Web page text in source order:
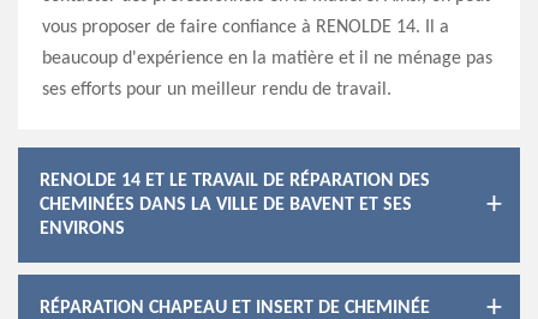
vous proposer de faire confiance à RENOLDE 14. Il a
beaucoup d'expérience en la matière et il ne ménage pas
ses efforts pour un meilleur rendu de travail.
RENOLDE 14 ET LE TRAVAIL DE RÉPARATION DES
CHEMINÉES DANS LA VILLE DE BAVENT ET SES
ENVIRONS
RÉPARATION CHAPEAU ET INSERT DE CHEMINÉE